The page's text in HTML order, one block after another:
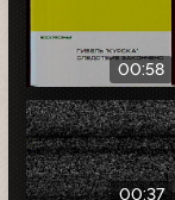
00:58
00:37